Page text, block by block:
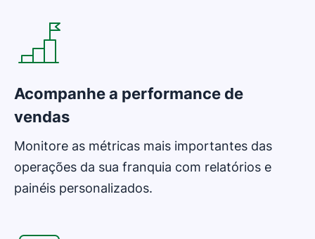
Acompanhe a performance de
vendas
Monitore as métricas mais importantes das
operações da sua franquia com relatórios e
painéis personalizados.